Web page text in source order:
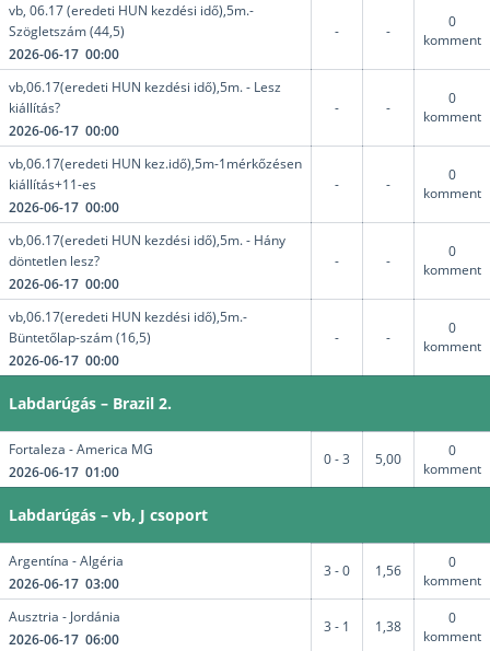
vb, 06.17 (eredeti HUN kezdési idő),5m.-
Szögletszám (44,5)
2026-06-17 00:00
- -
0
komment
vb,06.17(eredeti HUN kezdési idő),5m. - Lesz
kiállítás?
2026-06-17 00:00
- -
0
komment
vb,06.17(eredeti HUN kez.idő),5m-1mérkőzésen
kiállítás+11-es
2026-06-17 00:00
- -
0
komment
vb,06.17(eredeti HUN kezdési idő),5m. - Hány
döntetlen lesz?
2026-06-17 00:00
- -
0
komment
vb,06.17(eredeti HUN kezdési idő),5m.-
Büntetőlap-szám (16,5)
2026-06-17 00:00
- -
0
komment
Labdarúgás – Brazil 2.
Fortaleza - America MG
2026-06-17 01:00
0 - 3 5,00
0
komment
Labdarúgás – vb, J csoport
Argentína - Algéria
2026-06-17 03:00
3 - 0 1,56
0
komment
Ausztria - Jordánia
2026-06-17 06:00
3 - 1 1,38
0
komment